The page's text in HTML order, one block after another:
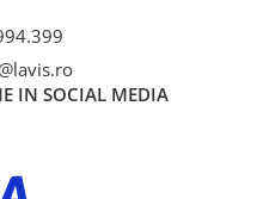
IN SOCIAL MEDIA